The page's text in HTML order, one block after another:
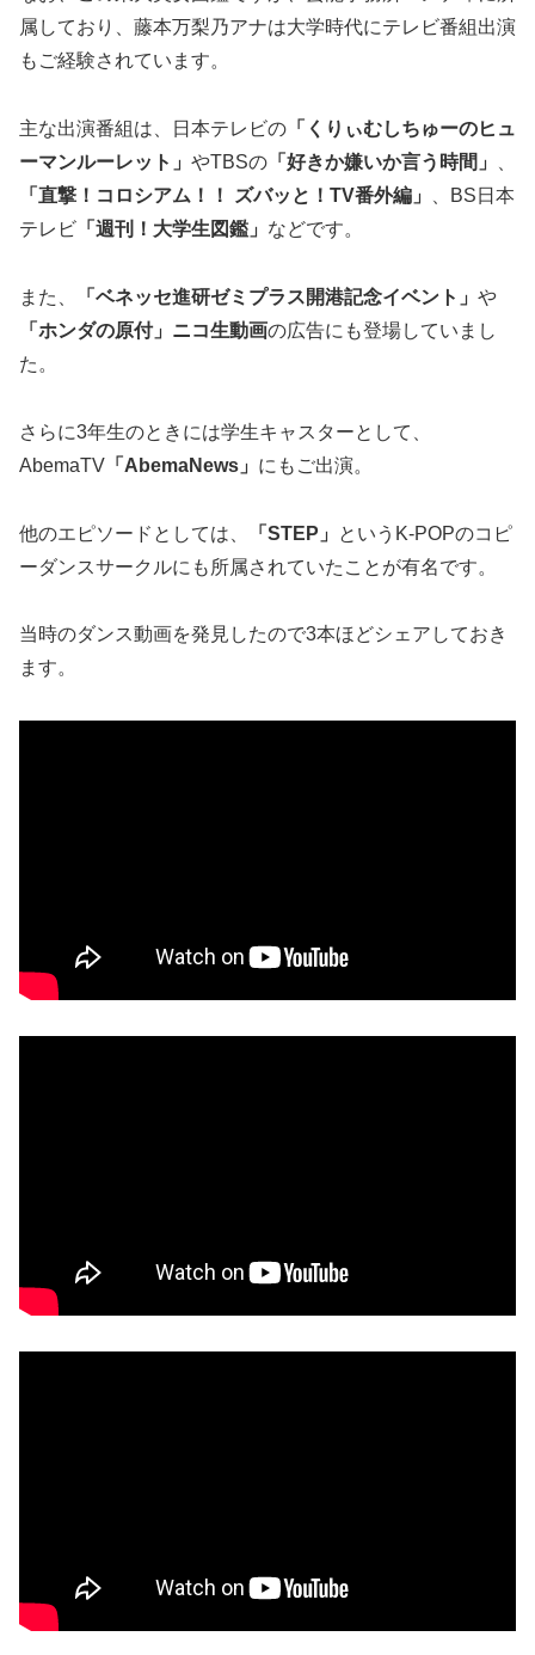
属しており、藤本万梨乃アナは大学時代にテレビ番組出演
もご経験されています。
主な出演番組は、日本テレビの 「くりぃむしちゅーのヒュ
ーマンルーレット」 やTBSの 「好きか嫌いか言う時間」
「直撃！コロシアム！！ ズバッと！TV番外編」
、BS日本
テレビ 「週刊！大学生図鑑」 などです。
また、 「ベネッセ進研ゼミプラス開港記念イベント」 や
「ホンダの原付」ニコ生動画の広告にも登場していまし
た。
さらに3年生のときには学生キャスターとして、
AbemaTV 「AbemaNews」 にもご出演。
他のエピソードとしては、 「STEP」
というK-POPのコピ
ーダンスサークルにも所属されていたことが有名です。
当時のダンス動画を発見したので3本ほどシェアしておき
ます。